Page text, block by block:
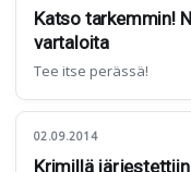
Katso tarkemmin!
vartaloita
Tee itse perässä!
02.09.2014
Krimillä